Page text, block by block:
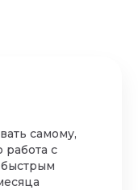
самому,
с
быстрым